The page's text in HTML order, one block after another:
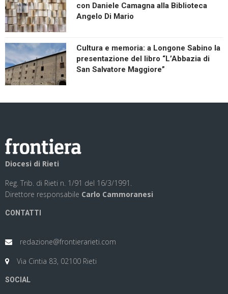
con Daniele Camagna alla Biblioteca
Angelo Di Mario
Cultura e memoria: a Longone Sabino la
presentazione del libro “L’Abbazia di
San Salvatore Maggiore”
Diocesi di Rieti
Reg. Trib. di Rieti n. 1/91 del 16/3/1991.
Direttore responsabile Carlo Cammoranesi
CONTATTI
redazione@frontierarieti.com
Via Cintia 83, 02100 Rieti
SOCIAL